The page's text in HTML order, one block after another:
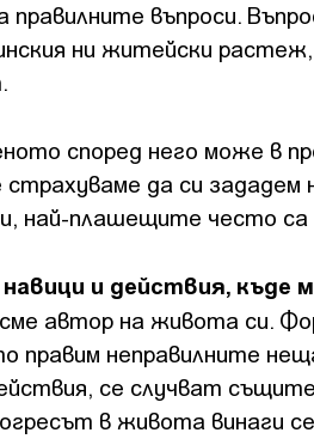
правилните въпроси.
ни житейски
според него може в
да си зададем
най-плашещите често са
и действия, къде
автор на живота си.
правим неправилните
се случват
в живота винаги